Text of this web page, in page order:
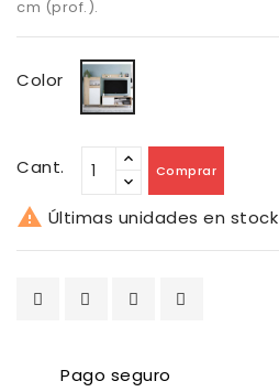
cm (prof.).
Color Roble/Blanco
Cant. Comprar
 Últimas unidades en stock
Pago seguro